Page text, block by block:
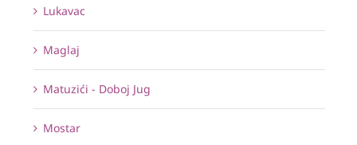
Lukavac
Maglaj
Matuzići - Doboj Jug
Mostar